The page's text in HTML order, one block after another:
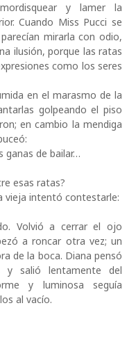
y lamer la
Cuando Miss Pucci se
mirarla con odio,
ilusión, porque las ratas
como los seres
en el marasmo de la
golpeando el piso
en cambio la mendiga
ganas de bailar…
esas ratas?
vieja intentó contestarle:
Volvió a cerrar el ojo
a roncar otra vez; un
de la boca. Diana pensó
y salió lentamente del
y luminosa seguía
al vacío.